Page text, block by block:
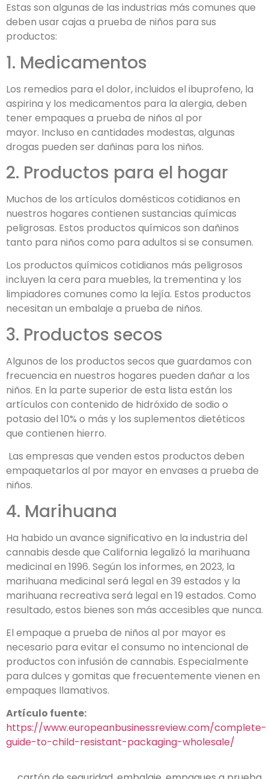
Estas son algunas de las industrias más comunes que
deben usar cajas a prueba de niños para sus
productos:
1. Medicamentos
Los remedios para el dolor, incluidos el ibuprofeno, la
aspirina y los medicamentos para la alergia, deben
tener empaques a prueba de niños al por
mayor. Incluso en cantidades modestas, algunas
drogas pueden ser dañinas para los niños.
2. Productos para el hogar
Muchos de los artículos domésticos cotidianos en
nuestros hogares contienen sustancias químicas
peligrosas. Estos productos químicos son dañinos
tanto para niños como para adultos si se consumen.
Los productos químicos cotidianos más peligrosos
incluyen la cera para muebles, la trementina y los
limpiadores comunes como la lejía. Estos productos
necesitan un embalaje a prueba de niños.
3. Productos secos
Algunos de los productos secos que guardamos con
frecuencia en nuestros hogares pueden dañar a los
niños. En la parte superior de esta lista están los
artículos con contenido de hidróxido de sodio o
potasio del 10% o más y los suplementos dietéticos
que contienen hierro.
Las empresas que venden estos productos deben
empaquetarlos al por mayor en envases a prueba de
niños.
4. Marihuana
Ha habido un avance significativo en la industria del
cannabis desde que California legalizó la marihuana
medicinal en 1996. Según los informes, en 2023, la
marihuana medicinal será legal en 39 estados y la
marihuana recreativa será legal en 19 estados. Como
resultado, estos bienes son más accesibles que nunca.
El empaque a prueba de niños al por mayor es
necesario para evitar el consumo no intencional de
productos con infusión de cannabis. Especialmente
para dulces y gomitas que frecuentemente vienen en
empaques llamativos.
Artículo fuente:
https://www.europeanbusinessreview.com/complete-
guide-to-child-resistant-packaging-wholesale/